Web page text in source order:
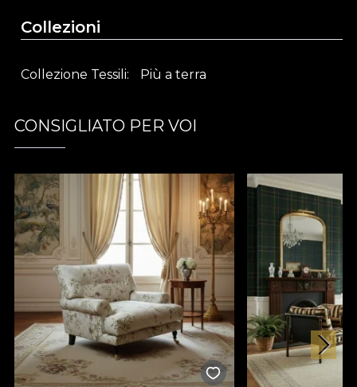
tapițerie de mobilier statement, perne decorative
personalitate. Fiecare interpretare a acestui
Parte din colecția Más A Tierra
elementelor naturale și biofilice în amenajările
moderne. Colecția celebrează conexiunea
autentică cu natura și transformă fiecare spațiu
într-o oază de liniște, inspirată de frumusețea
sălbatică a insulelor îndepărtate. Materialul textil
decorativ Sedna oferă un răspuns elegant și
contemporan nevoii de evadare către un univers
verde, chiar în inima propriului cămin.
Design inspirat de natură exotică– pattern
botanic luxuriant pentru spații revigorante
Material textil premium– calitate superioară
Collezioni
Collezione Tessili Più a terra
CONSIGLIATO PER VOI